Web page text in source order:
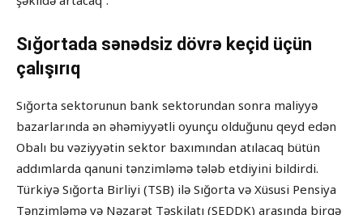
Sığortada sənədsiz dövrə keçid üçün
çalışırıq
Sığorta sektorunun bank sektorundan sonra maliyyə
bazarlarında ən əhəmiyyətli oyunçu olduğunu qeyd edən
Obalı bu vəziyyətin sektor baxımından atılacaq bütün
addımlarda qanuni tənzimləmə tələb etdiyini bildirdi.
Türkiyə Sığorta Birliyi (TSB) ilə Sığorta və Xüsusi Pensiya
Tənzimləmə və Nəzarət Təşkilatı (SEDDK) arasında birgə